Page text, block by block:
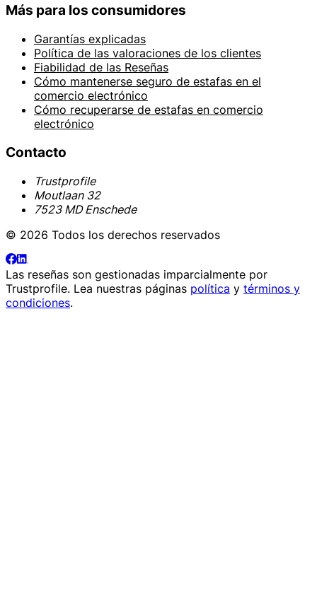
Más para los consumidores
Garantías explicadas
Política de las valoraciones de los clientes
Fiabilidad de las Reseñas
Cómo mantenerse seguro de estafas en el
comercio electrónico
Cómo recuperarse de estafas en comercio
electrónico
Contacto
Trustprofile
Moutlaan 32
7523 MD Enschede
© 2026 Todos los derechos reservados
Las reseñas son gestionadas imparcialmente por
Trustprofile. Lea nuestras páginas política y términos y
condiciones.